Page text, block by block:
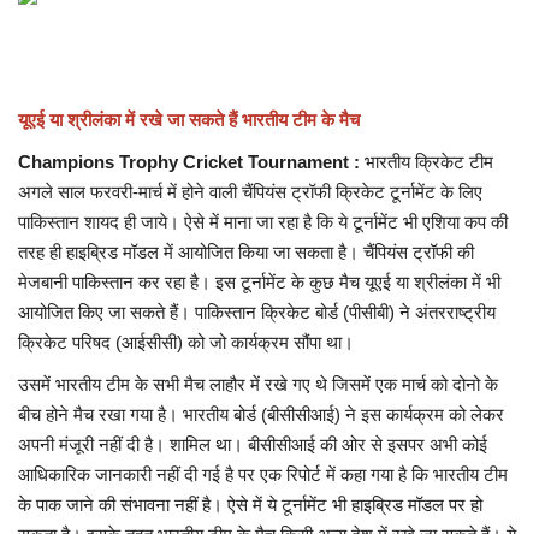
राज्य
व्यापार
संपादकीय
रोजगार
राजनीति
मनोरंजन
यूएई या श्रीलंका में रखे जा सकते हैं भारतीय टीम के मैच
Champions Trophy Cricket Tournament : भारतीय क्रिकेट टीम
अगले साल फरवरी-मार्च में होने वाली चैंपियंस ट्रॉफी क्रिकेट टूर्नामेंट के लिए
पाकिस्तान शायद ही जाये। ऐसे में माना जा रहा है कि ये टूर्नामेंट भी एशिया कप की
तरह ही हाइब्रिड मॉडल में आयोजित किया जा सकता है। चैंपियंस ट्रॉफी की
मेजबानी पाकिस्तान कर रहा है। इस टूर्नामेंट के कुछ मैच यूएई या श्रीलंका में भी
आयोजित किए जा सकते हैं। पाकिस्तान क्रिकेट बोर्ड (पीसीबी) ने अंतरराष्ट्रीय
क्रिकेट परिषद (आईसीसी) को जो कार्यक्रम सौंपा था।
उसमें भारतीय टीम के सभी मैच लाहौर में रखे गए थे जिसमें एक मार्च को दोनो के
बीच होने मैच रखा गया है। भारतीय बोर्ड (बीसीसीआई) ने इस कार्यक्रम को लेकर
अपनी मंजूरी नहीं दी है। शामिल था। बीसीसीआई की ओर से इसपर अभी कोई
आधिकारिक जानकारी नहीं दी गई है पर एक रिपोर्ट में कहा गया है कि भारतीय टीम
के पाक जाने की संभावना नहीं है। ऐसे में ये टूर्नामेंट भी हाइब्रिड मॉडल पर हो